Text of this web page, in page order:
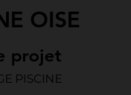
OISE
projet
PISCINE